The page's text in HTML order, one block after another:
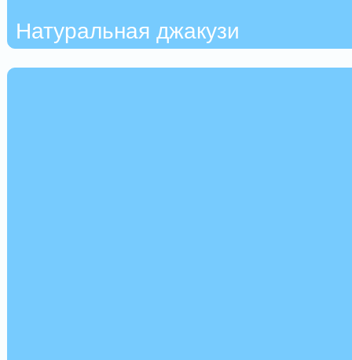
Натуральная джакузи